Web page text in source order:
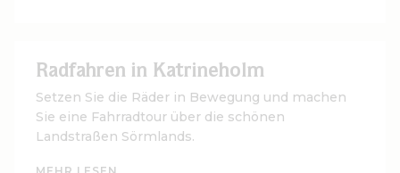
Radfahren in Katrineholm
Setzen Sie die Räder in Bewegung und machen
Sie eine Fahrradtour über die schönen
Landstraßen Sörmlands.